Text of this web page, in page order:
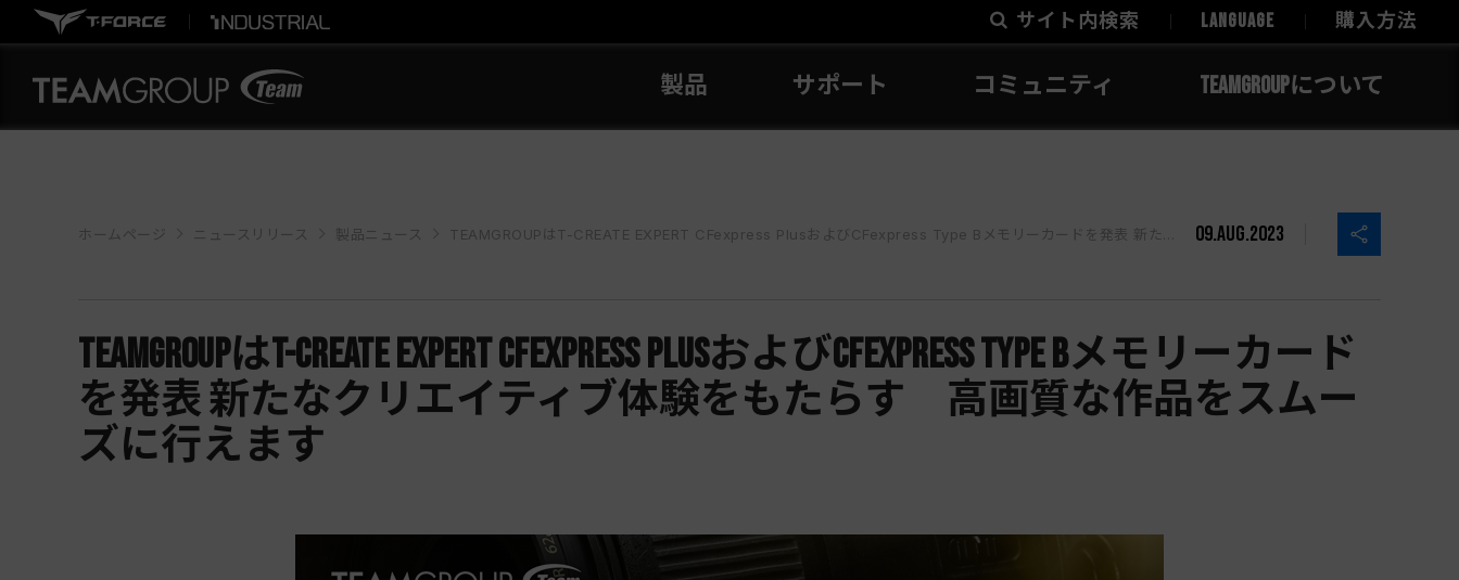
サイト内検索 LANGUAGE 購入方法
製品 サポート コミュニティ TEAMGROUPについて
ホームページ ニュースリリース 製品ニュース TEAMGROUPはT-CREATE EXPERT CFexpress PlusおよびCFexpress Type Bメモリーカードを発表 新たなクリエイティブ体験をもたらす 高画質な作品をスムーズに行えます 09.Aug.2023
TEAMGROUPはT-CREATE EXPERT CFexpress PlusおよびCFexpress Type Bメモリーカード
を発表 新たなクリエイティブ体験をもたらす 高画質な作品をスムー
ズに行えます